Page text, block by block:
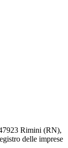
Rimini (RN),
delle imprese